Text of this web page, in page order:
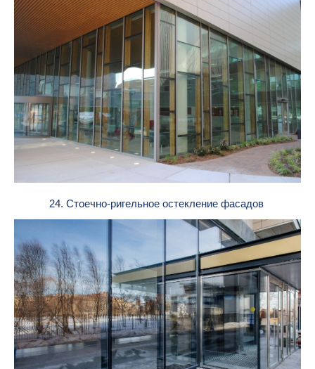
24. Стоечно-ригельное остекление фасадов